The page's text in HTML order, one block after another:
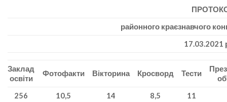
районного краєзнавчого
17.03.2021
Заклад
освіти
Фотофакти Вікторина Кросворд Тести
об
256
10,5 14 8,5
11